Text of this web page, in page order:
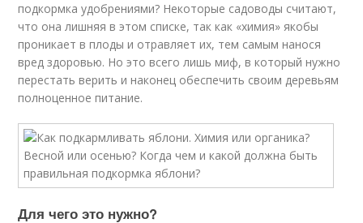
подкормка удобрениями? Некоторые садоводы считают,
что она лишняя в этом списке, так как «химия» якобы
проникает в плоды и отравляет их, тем самым нанося
вред здоровью. Но это всего лишь миф, в который нужно
перестать верить и наконец обеспечить своим деревьям
полноценное питание.
Для чего это нужно?